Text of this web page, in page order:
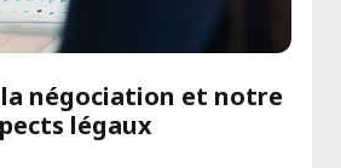
négociation et notre
légaux